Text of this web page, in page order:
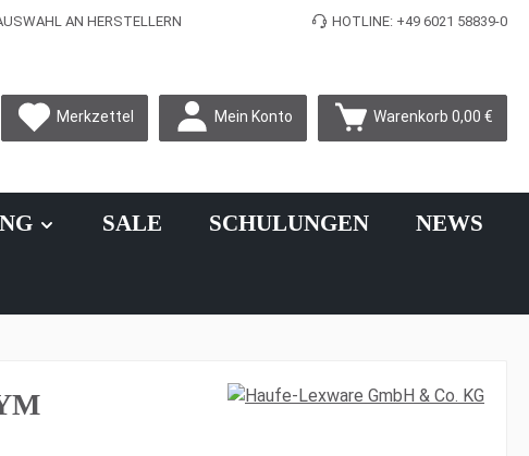
AN HERSTELLERN HOTLINE: +49 6021 58839-0
Merkzettel Mein Konto Warenkorb 0,00 €
SALE SCHULUNGEN NEWS